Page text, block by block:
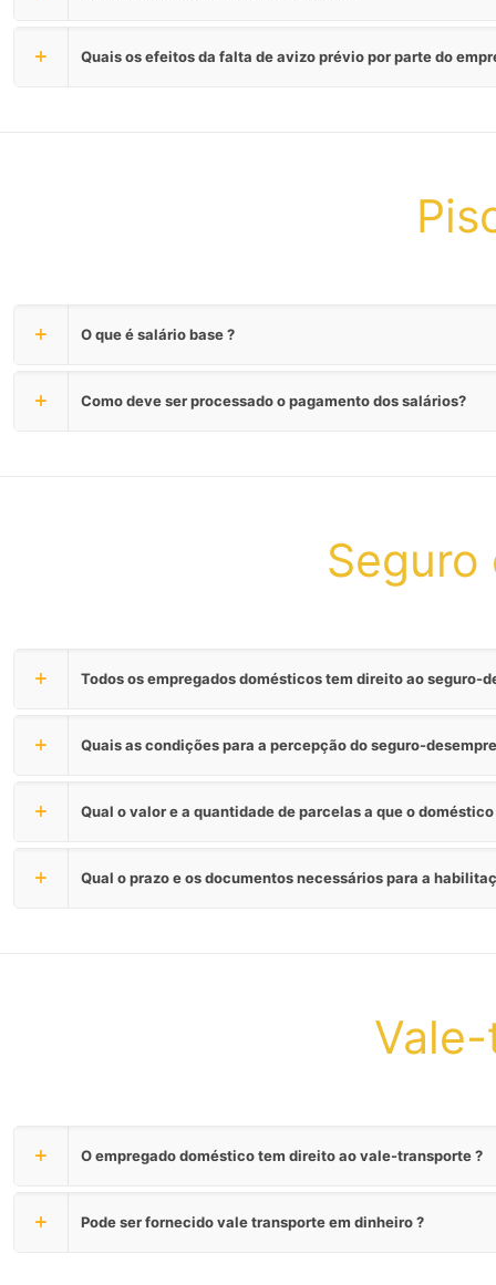
Quais os efeitos da falta de avizo prévio por parte do
O que é salário base ?
Como deve ser processado o pagamento dos salários?
Seguro
Todos os empregados domésticos tem direito ao seguro-
Quais as condições para a percepção do seguro-
Qual o valor e a quantidade de parcelas a que o
Qual o prazo e os documentos necessários para a
O empregado doméstico tem direito ao vale-transporte ?
Pode ser fornecido vale transporte em dinheiro ?